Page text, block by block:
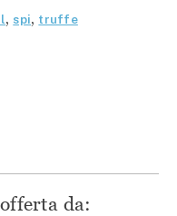
(Si
apre
(Si
apre
, spi, truffe
da: